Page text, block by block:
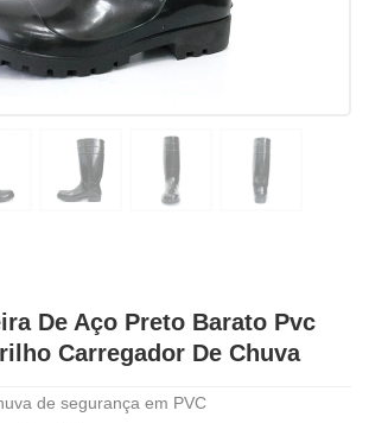
De Aço Preto Barato Pvc
Carregador De Chuva
de segurança em PVC